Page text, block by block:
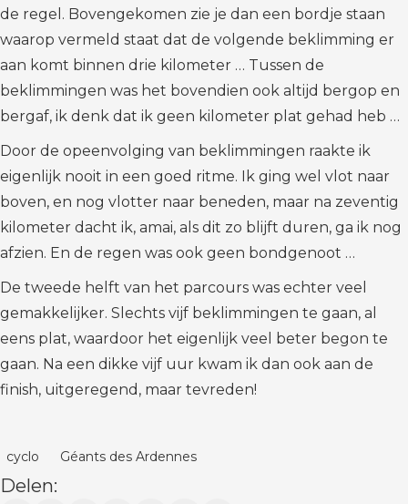
de regel. Bovengekomen zie je dan een bordje staan
waarop vermeld staat dat de volgende beklimming er
aan komt binnen drie kilometer … Tussen de
beklimmingen was het bovendien ook altijd bergop en
bergaf, ik denk dat ik geen kilometer plat gehad heb …
Door de opeenvolging van beklimmingen raakte ik
eigenlijk nooit in een goed ritme. Ik ging wel vlot naar
boven, en nog vlotter naar beneden, maar na zeventig
kilometer dacht ik, amai, als dit zo blijft duren, ga ik nog
afzien. En de regen was ook geen bondgenoot …
De tweede helft van het parcours was echter veel
gemakkelijker. Slechts vijf beklimmingen te gaan, al
eens plat, waardoor het eigenlijk veel beter begon te
gaan. Na een dikke vijf uur kwam ik dan ook aan de
finish, uitgeregend, maar tevreden!
cyclo Géants des Ardennes
Delen: